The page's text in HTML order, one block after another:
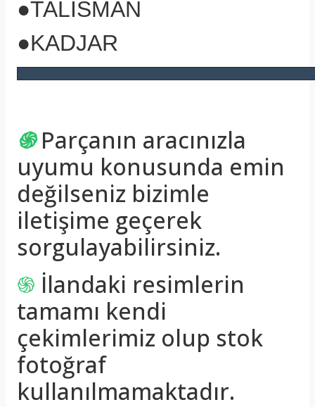
●TALİSMAN
●KADJAR
֍ Parçanın aracınızla
uyumu konusunda emin
değilseniz bizimle
iletişime geçerek
sorgulayabilirsiniz.
֍ İlandaki resimlerin
tamamı kendi
çekimlerimiz olup stok
fotoğraf
kullanılmamaktadır.